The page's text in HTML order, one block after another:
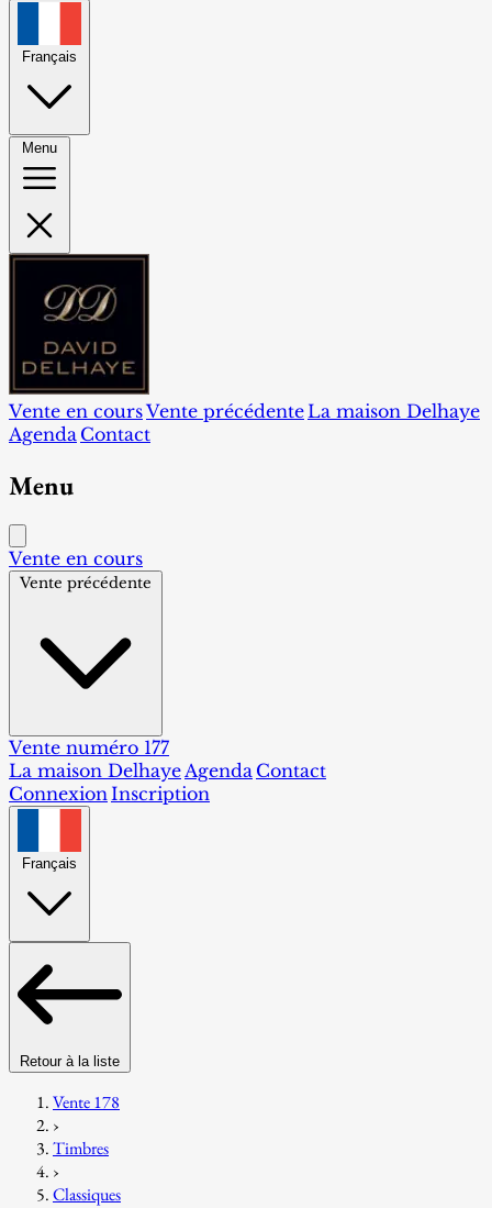
Français
Menu
Vente en coursVente précédente La maison Delhaye
Agenda Contact
Menu
Vente en cours
Vente précédente
Vente numéro 177
La maison DelhayeAgenda Contact
ConnexionInscription
Français
Retour à la liste
Vente 178
›
Timbres
›
Classiques